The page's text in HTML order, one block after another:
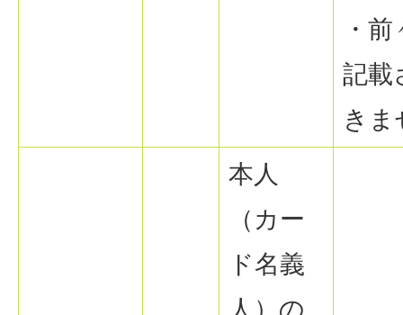
・
記載
きま
本人
（カー
ド名義